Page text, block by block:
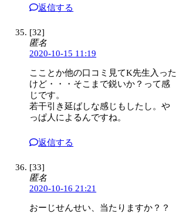
返信する
[32]
匿名
2020-10-15 11:19
こことか他の口コミ見てK先生入った
けど・・・そこまで鋭いか？って感
じです。
若干引き延ばしな感じもしたし。や
っぱ人によるんですね。
返信する
[33]
匿名
2020-10-16 21:21
おーじせんせい、当たりますか？？